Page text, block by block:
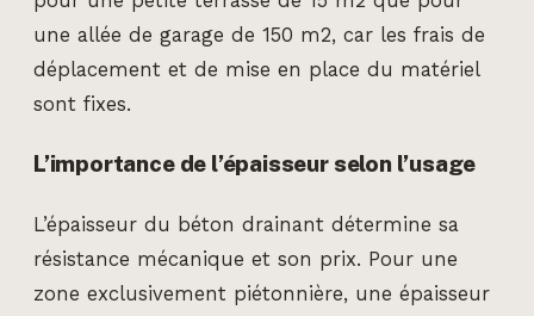
une allée de garage de 150 m2, car les frais de
déplacement et de mise en place du matériel
sont fixes.
L’importance de l’épaisseur selon l’usage
L’épaisseur du béton drainant détermine sa
résistance mécanique et son prix. Pour une
zone exclusivement piétonnière, une épaisseur